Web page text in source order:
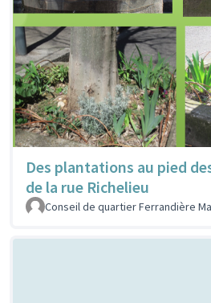
Des plantations au pied
de la rue Richelieu
Conseil de quartier Ferrandière